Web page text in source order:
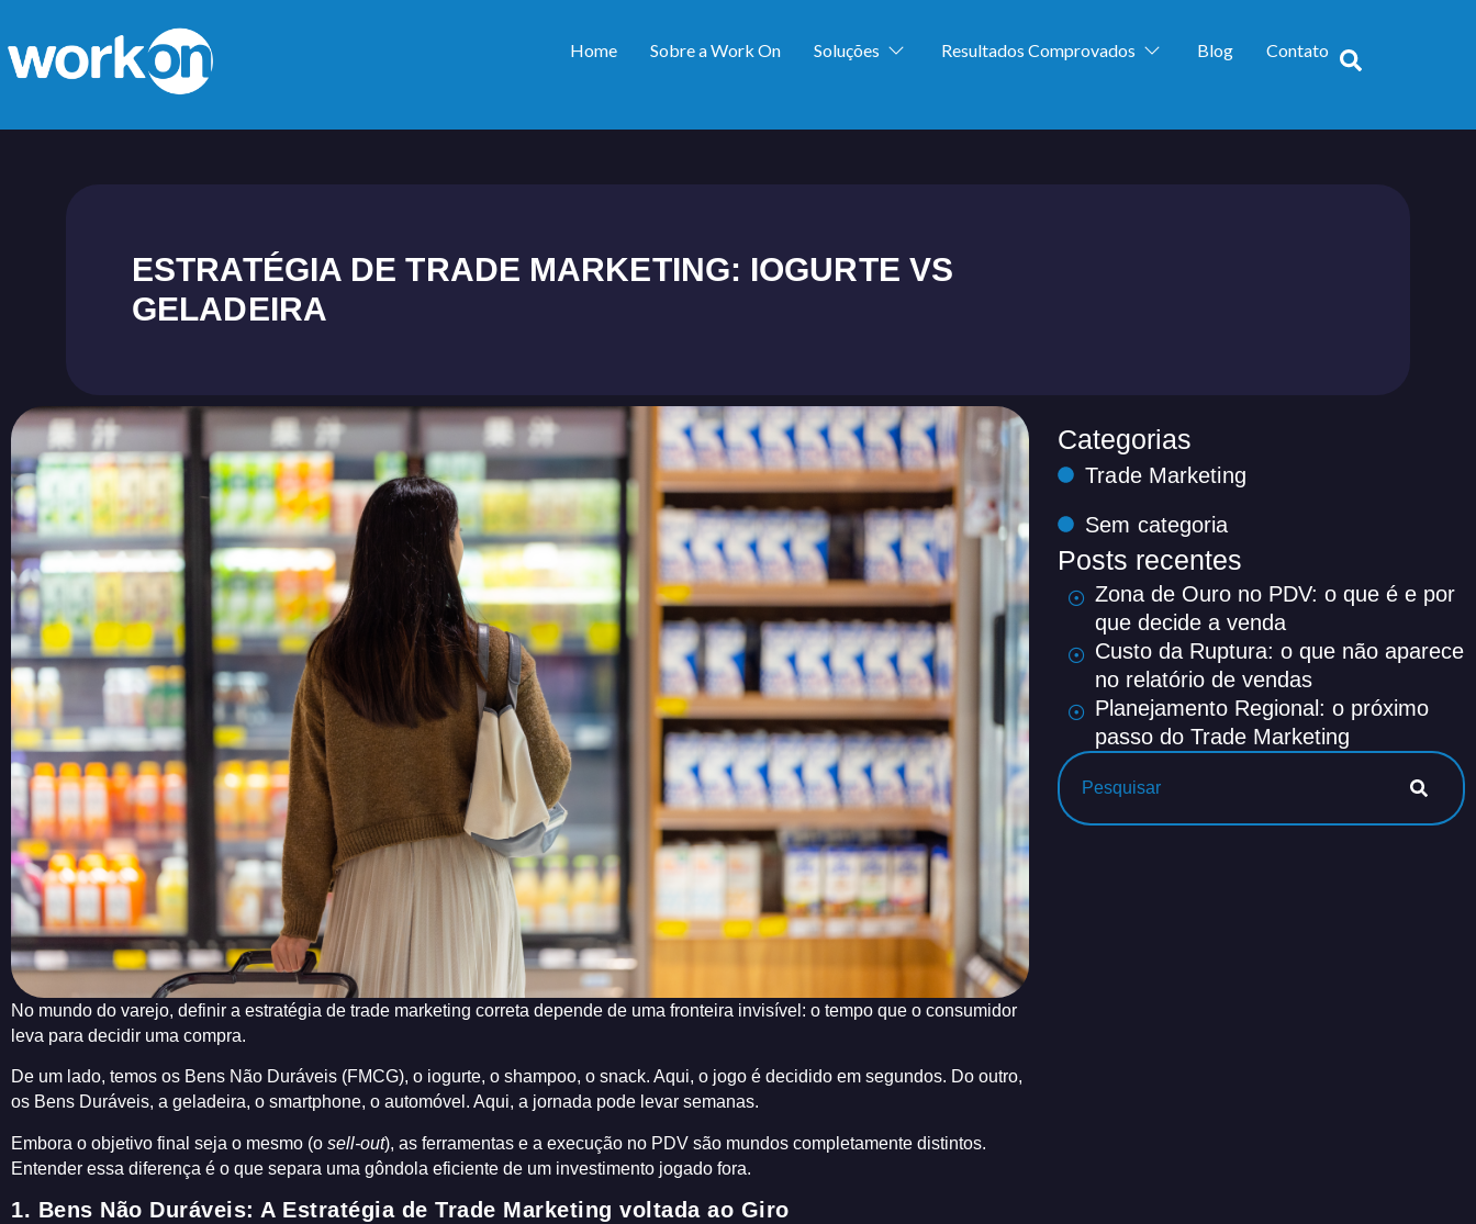
Home Sobre a Work On Soluções Resultados Comprovados Blog Contato
ESTRATÉGIA DE TRADE MARKETING: IOGURTE VS
GELADEIRA
No mundo do varejo, definir a estratégia de trade marketing correta depende de uma fronteira invisível: o tempo que o consumidor
leva para decidir uma compra.
De um lado, temos os Bens Não Duráveis (FMCG), o iogurte, o shampoo, o snack. Aqui, o jogo é decidido em segundos. Do outro,
os Bens Duráveis, a geladeira, o smartphone, o automóvel. Aqui, a jornada pode levar semanas.
Embora o objetivo final seja o mesmo (o sell-out), as ferramentas e a execução no PDV são mundos completamente distintos.
Entender essa diferença é o que separa uma gôndola eficiente de um investimento jogado fora.
1. Bens Não Duráveis: A Estratégia de Trade Marketing voltada ao Giro
Categorias
Trade Marketing
Sem categoria
Posts recentes
Zona de Ouro no PDV: o que é e por
que decide a venda
Custo da Ruptura: o que não aparece
no relatório de vendas
Planejamento Regional: o próximo
passo do Trade Marketing